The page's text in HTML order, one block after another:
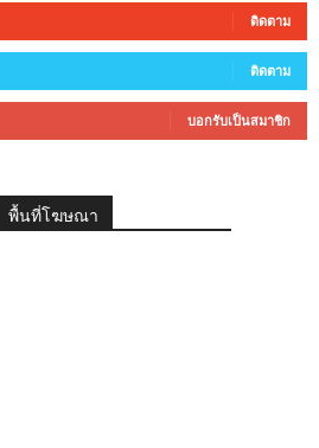
ติดตาม
ติดตาม
บอกรับเป็นสมาชิก
พื้นที่โฆษณา